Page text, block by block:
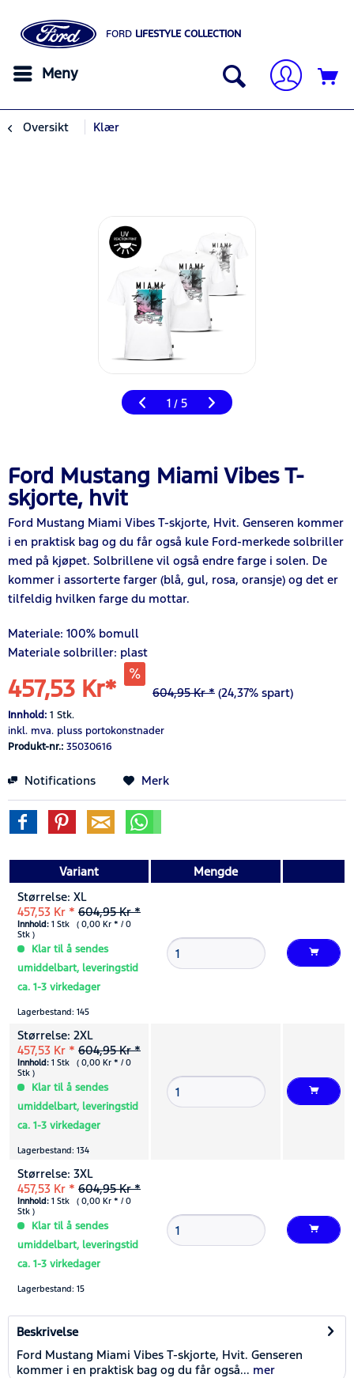
FORD LIFESTYLE COLLECTION
Meny
Oversikt Klær
1 / 5
Ford Mustang Miami Vibes T-
skjorte, hvit
Ford Mustang Miami Vibes T-skjorte, Hvit. Genseren kommer
i en praktisk bag og du får også kule Ford-merkede solbriller
med på kjøpet. Solbrillene vil også endre farge i solen. De
kommer i assorterte farger (blå, gul, rosa, oransje) og det er
tilfeldig hvilken farge du mottar.
Materiale: 100% bomull
Materiale solbriller: plast
457,53 Kr* 604,95 Kr * (24,37% spart)
Innhold: 1 Stk.
inkl. mva. pluss portokonstnader
Produkt-nr.: 35030616
Notifications Merk
Variant
Mengde
Størrelse: XL
457,53 Kr * 604,95 Kr *
Innhold: 1 Stk ( 0,00 Kr * / 0
Stk )
Klar til å sendes
umiddelbart, leveringstid
ca. 1-3 virkedager
Lagerbestand: 145
Størrelse: 2XL
457,53 Kr * 604,95 Kr *
Innhold: 1 Stk ( 0,00 Kr * / 0
Stk )
Klar til å sendes
umiddelbart, leveringstid
ca. 1-3 virkedager
Lagerbestand: 134
Størrelse: 3XL
457,53 Kr * 604,95 Kr *
Innhold: 1 Stk ( 0,00 Kr * / 0
Stk )
Klar til å sendes
umiddelbart, leveringstid
ca. 1-3 virkedager
Lagerbestand: 15
Beskrivelse
Ford Mustang Miami Vibes T-skjorte, Hvit. Genseren
kommer i en praktisk bag og du får også... mer